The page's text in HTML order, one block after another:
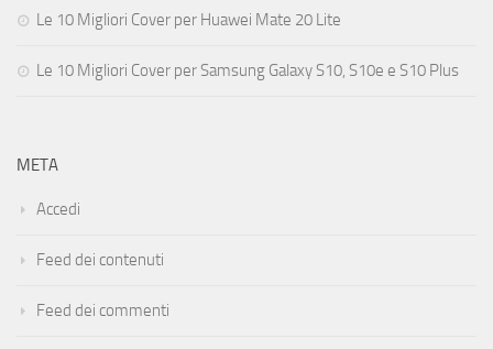
Le 10 Migliori Cover per Huawei Mate 20 Lite
Le 10 Migliori Cover per Samsung Galaxy S10, S10e e S10 Plus
META
Accedi
Feed dei contenuti
Feed dei commenti